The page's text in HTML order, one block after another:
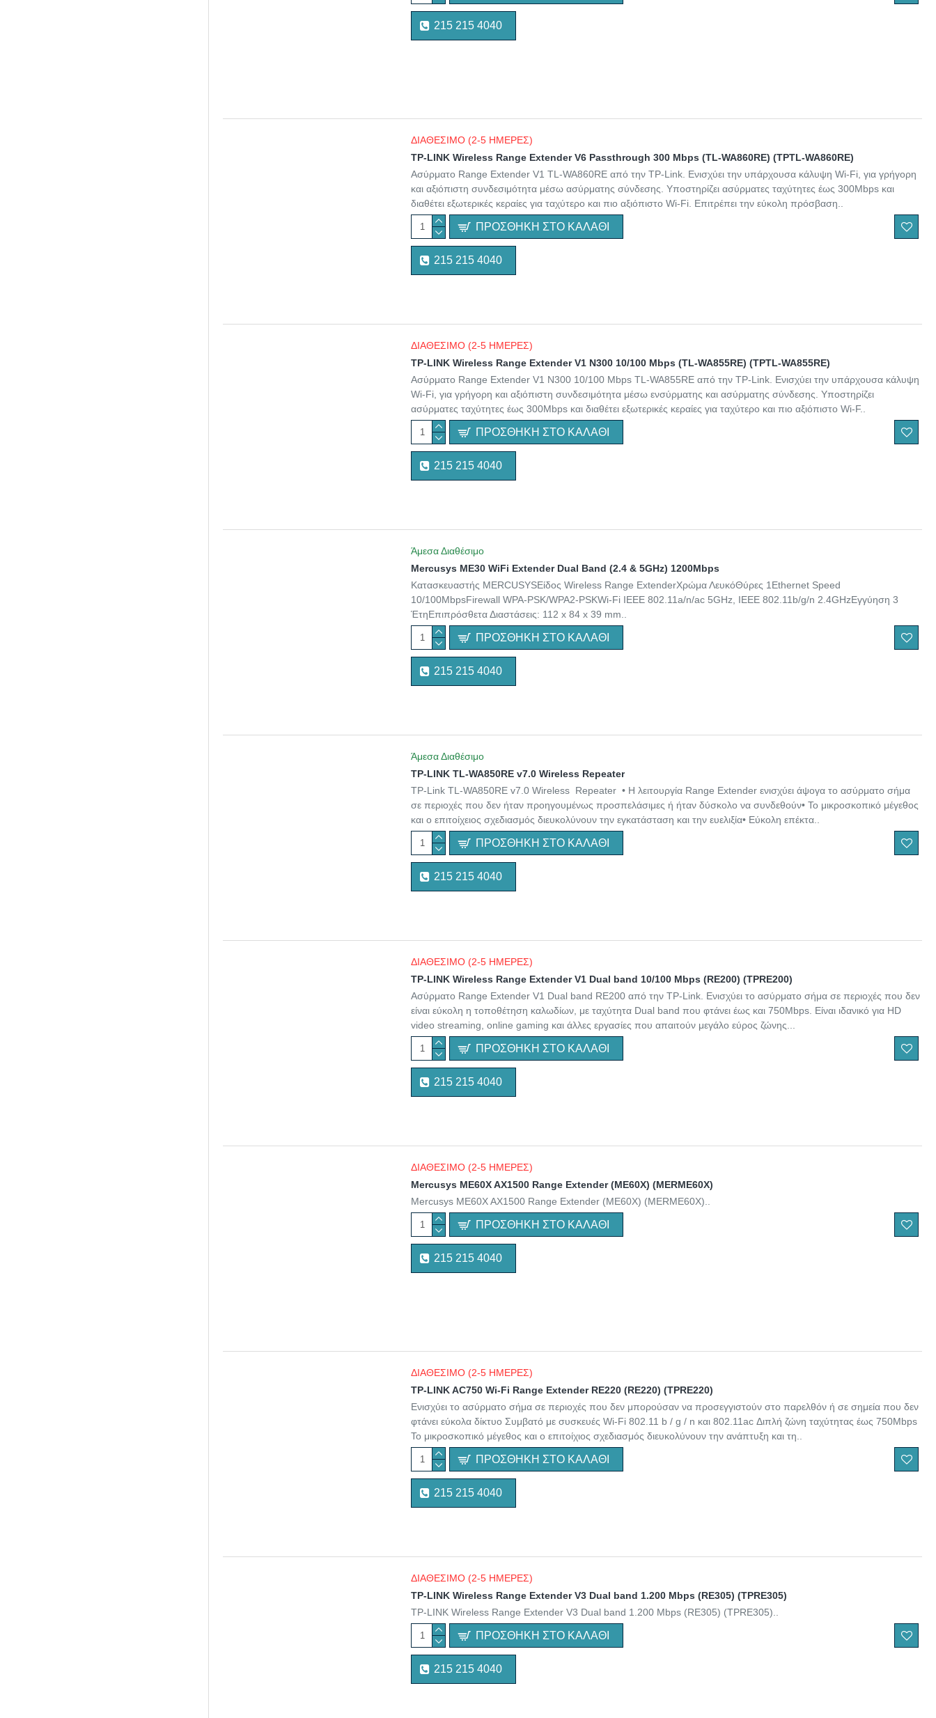
215 215 4040
ΔΙΑΘΕΣΙΜΟ (2-5 ΗΜΕΡΕΣ)
TP-LINK Wireless Range Extender V6 Passthrough 300 Mbps (TL-WA860RE) (TPTL-WA860RE)
Ασύρματο Range Extender V1 TL-WA860RE από την TP-Link. Ενισχύει την υπάρχουσα κάλυψη Wi-Fi, για γρήγορη
και αξιόπιστη συνδεσιμότητα μέσω ασύρματης σύνδεσης. Υποστηρίζει ασύρματες ταχύτητες έως 300Mbps και
διαθέτει εξωτερικές κεραίες για ταχύτερο και πιο αξιόπιστο Wi-Fi. Επιτρέπει την εύκολη πρόσβαση..
ΠΡΟΣΘΉΚΗ ΣΤΟ ΚΑΛΆΘΙ
215 215 4040
ΔΙΑΘΕΣΙΜΟ (2-5 ΗΜΕΡΕΣ)
TP-LINK Wireless Range Extender V1 N300 10/100 Mbps (TL-WA855RE) (TPTL-WA855RE)
Ασύρματο Range Extender V1 N300 10/100 Mbps TL-WA855RE από την TP-Link. Ενισχύει την υπάρχουσα κάλυψη
Wi-Fi, για γρήγορη και αξιόπιστη συνδεσιμότητα μέσω ενσύρματης και ασύρματης σύνδεσης. Υποστηρίζει
ασύρματες ταχύτητες έως 300Mbps και διαθέτει εξωτερικές κεραίες για ταχύτερο και πιο αξιόπιστο Wi-F..
ΠΡΟΣΘΉΚΗ ΣΤΟ ΚΑΛΆΘΙ
215 215 4040
Άμεσα Διαθέσιμο
Mercusys ME30 WiFi Extender Dual Band (2.4 & 5GHz) 1200Mbps
Κατασκευαστής MERCUSYSΕίδος Wireless Range ExtenderΧρώμα ΛευκόΘύρες 1Ethernet Speed
10/100MbpsFirewall WPA-PSK/WPA2-PSKWi-Fi IEEE 802.11a/n/ac 5GHz, IEEE 802.11b/g/n 2.4GHzΕγγύηση 3
ΈτηΕπιπρόσθετα Διαστάσεις: 112 x 84 x 39 mm..
ΠΡΟΣΘΉΚΗ ΣΤΟ ΚΑΛΆΘΙ
215 215 4040
Άμεσα Διαθέσιμο
TP-LINK TL-WA850RE v7.0 Wireless Repeater
TP-Link TL-WA850RE v7.0 Wireless Repeater • Η λειτουργία Range Extender ενισχύει άψογα το ασύρματο σήμα
σε περιοχές που δεν ήταν προηγουμένως προσπελάσιμες ή ήταν δύσκολο να συνδεθούν• Το μικροσκοπικό μέγεθος
και ο επιτοίχειος σχεδιασμός διευκολύνουν την εγκατάσταση και την ευελιξία• Εύκολη επέκτα..
ΠΡΟΣΘΉΚΗ ΣΤΟ ΚΑΛΆΘΙ
215 215 4040
ΔΙΑΘΕΣΙΜΟ (2-5 ΗΜΕΡΕΣ)
TP-LINK Wireless Range Extender V1 Dual band 10/100 Mbps (RE200) (TPRE200)
Ασύρματο Range Extender V1 Dual band RE200 από την TP-Link. Ενισχύει το ασύρματο σήμα σε περιοχές που δεν
είναι εύκολη η τοποθέτηση καλωδίων, με ταχύτητα Dual band που φτάνει έως και 750Mbps. Είναι ιδανικό για HD
video streaming, online gaming και άλλες εργασίες που απαιτούν μεγάλο εύρος ζώνης...
ΠΡΟΣΘΉΚΗ ΣΤΟ ΚΑΛΆΘΙ
215 215 4040
ΔΙΑΘΕΣΙΜΟ (2-5 ΗΜΕΡΕΣ)
Mercusys ME60X AX1500 Range Extender (ME60X) (MERME60X)
Mercusys ME60X AX1500 Range Extender (ME60X) (MERME60X)..
ΠΡΟΣΘΉΚΗ ΣΤΟ ΚΑΛΆΘΙ
215 215 4040
ΔΙΑΘΕΣΙΜΟ (2-5 ΗΜΕΡΕΣ)
TP-LINK AC750 Wi-Fi Range Extender RE220 (RE220) (TPRE220)
Ενισχύει το ασύρματο σήμα σε περιοχές που δεν μπορούσαν να προσεγγιστούν στο παρελθόν ή σε σημεία που δεν
φτάνει εύκολα δίκτυο Συμβατό με συσκευές Wi-Fi 802.11 b / g / n και 802.11ac Διπλή ζώνη ταχύτητας έως 750Mbps
Το μικροσκοπικό μέγεθος και ο επιτοίχιος σχεδιασμός διευκολύνουν την ανάπτυξη και τη..
ΠΡΟΣΘΉΚΗ ΣΤΟ ΚΑΛΆΘΙ
215 215 4040
ΔΙΑΘΕΣΙΜΟ (2-5 ΗΜΕΡΕΣ)
TP-LINK Wireless Range Extender V3 Dual band 1.200 Mbps (RE305) (TPRE305)
TP-LINK Wireless Range Extender V3 Dual band 1.200 Mbps (RE305) (TPRE305)..
ΠΡΟΣΘΉΚΗ ΣΤΟ ΚΑΛΆΘΙ
215 215 4040